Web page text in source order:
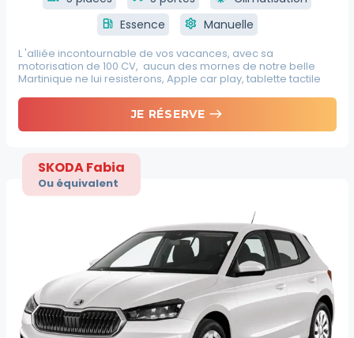
local_gas_station Essence settings Manuelle
L 'alliée incontournable de vos vacances, avec sa
motorisation de 100 CV, aucun des mornes de notre belle
Martinique ne lui resisterons, Apple car play, tablette tactile
JE RÉSERVE east
SKODA Fabia
Ou équivalent